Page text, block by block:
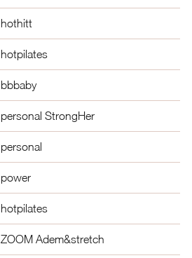
hothitt
hotpilates
bbbaby
personal StrongHer
personal
power
hotpilates
ZOOM Adem&stretch